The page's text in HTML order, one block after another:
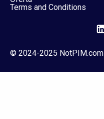
Terms and Conditions
© 2024-2025 NotPIM.com